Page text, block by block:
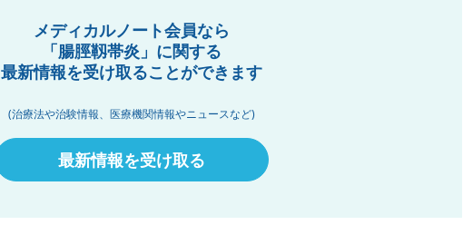
メディカルノート会員なら
「腸脛靱帯炎」に関する
最新情報を受け取ることができます
(治療法や治験情報、医療機関情報やニュースなど)
最新情報を受け取る